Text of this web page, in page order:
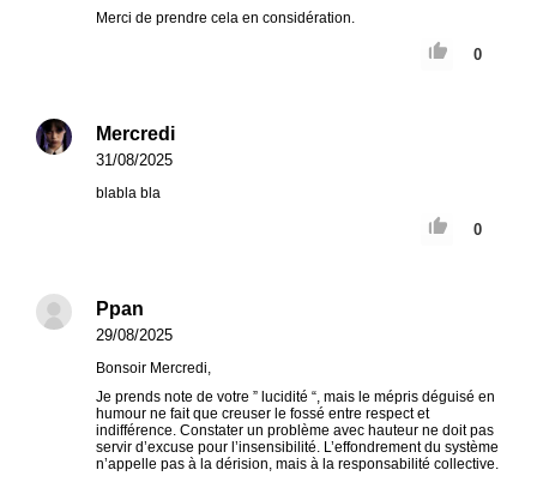
Merci de prendre cela en considération.
0
Mercredi
31/08/2025
blabla bla
0
Ppan
29/08/2025
Bonsoir Mercredi,
Je prends note de votre ” lucidité “, mais le mépris déguisé en
humour ne fait que creuser le fossé entre respect et
indifférence. Constater un problème avec hauteur ne doit pas
servir d’excuse pour l’insensibilité. L’effondrement du système
n’appelle pas à la dérision, mais à la responsabilité collective.